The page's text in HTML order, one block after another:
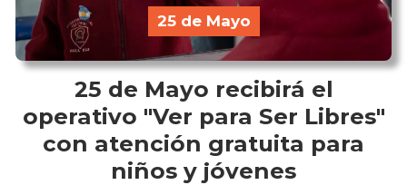
25 de Mayo recibirá el
operativo "Ver para Ser Libres"
con atención gratuita para
niños y jóvenes
25 de Mayo